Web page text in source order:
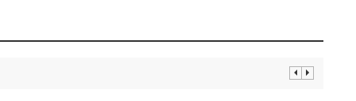
이 다